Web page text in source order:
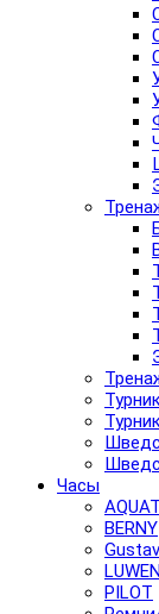
Часы
BERNY
PILOT